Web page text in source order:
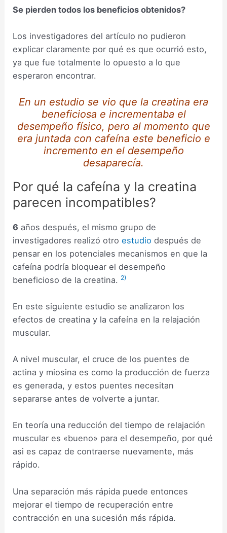
Se pierden todos los beneficios obtenidos?
Los investigadores del artículo no pudieron
explicar claramente por qué es que ocurrió esto,
ya que fue totalmente lo opuesto a lo que
esperaron encontrar.
En un estudio se vio que la creatina era
beneficiosa e incrementaba el
desempeño físico, pero al momento que
era juntada con cafeína este beneficio e
incremento en el desempeño
desaparecía.
Por qué la cafeína y la creatina
parecen incompatibles?
6 años después, el mismo grupo de
investigadores realizó otroestudio después de
pensar en los potenciales mecanismos en que la
cafeína podría bloquear el desempeño
beneficioso de la creatina. 2)
En este siguiente estudio se analizaron los
efectos de creatina y la cafeína en la relajación
muscular.
A nivel muscular, el cruce de los puentes de
actina y miosina es como la producción de fuerza
es generada, y estos puentes necesitan
separarse antes de volverte a juntar.
En teoría una reducción del tiempo de relajación
muscular es «bueno» para el desempeño, por qué
asi es capaz de contraerse nuevamente, más
rápido.
Una separación más rápida puede entonces
mejorar el tiempo de recuperación entre
contracción en una sucesión más rápida.